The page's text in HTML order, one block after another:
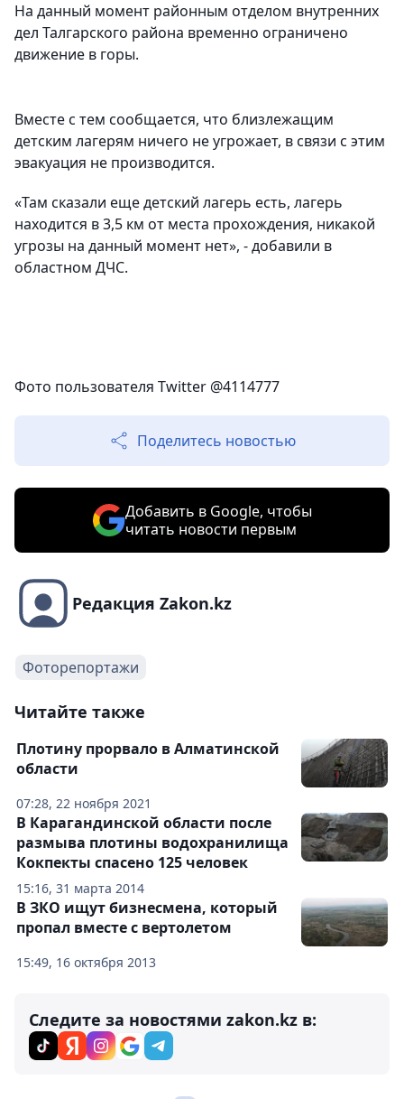
На данный момент районным отделом внутренних
дел Талгарского района временно ограничено
движение в горы.
Вместе с тем сообщается, что близлежащим
детским лагерям ничего не угрожает, в связи с этим
эвакуация не производится.
«Там сказали еще детский лагерь есть, лагерь
находится в 3,5 км от места прохождения, никакой
угрозы на данный момент нет», - добавили в
областном ДЧС.
Фото пользователя Twitter @4114777
Поделитесь новостью
Добавить в Google, чтобы
читать новости первым
Редакция Zakon.kz
Фоторепортажи
Читайте также
07:28, 22 ноября 2021
Плотину прорвало в Алматинской
области
15:16, 31 марта 2014
В Карагандинской области после
размыва плотины водохранилища
Кокпекты спасено 125 человек
15:49, 16 октября 2013
В ЗКО ищут бизнесмена, который
пропал вместе с вертолетом
Следите за новостями zakon.kz в: